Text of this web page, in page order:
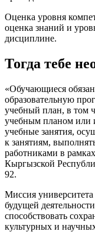
Оценка уровня
оценка знаний и
дисциплине.
Тогда тебе
«Обучающиеся
образовательную
учебный план, в том
учебным планом или
учебные занятия,
к занятиям,
работниками в
Кыргызской
92.
Миссия
будущей
способствовать
культурных и